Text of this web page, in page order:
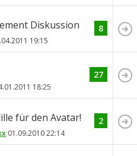
Diskussion
19:15
8
18:25
27
für den Avatar!
01.09.201022:14
2